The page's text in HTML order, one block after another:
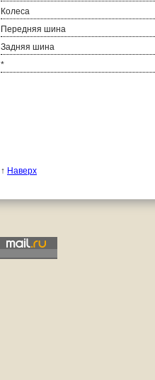
Колеса
Передняя шина
Задняя шина
*
↑ Наверх